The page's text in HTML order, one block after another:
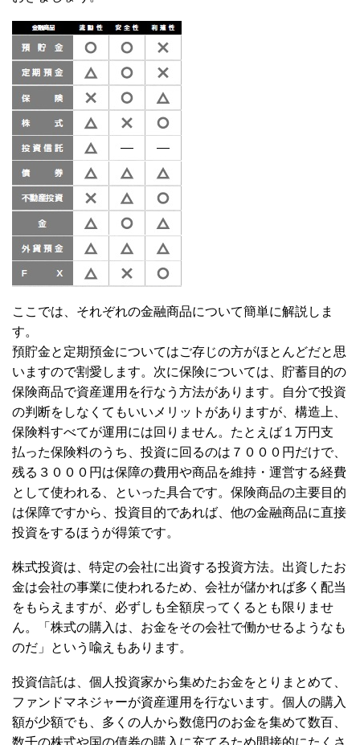
ここでは、それぞれの金融商品について簡単に解説しま
す。
預貯金と定期預金についてはご存じの方がほとんどだと思
いますので割愛します。次に保険については、貯蓄目的の
保険商品で資産運用を行なう方法があります。自分で投資
の判断をしなくてもいいメリットがありますが、構造上、
保険料すべてが運用には回りません。たとえば１万円支
払った保険料のうち、投資に回るのは７０００円だけで、
残る３０００円は保障の費用や商品を維持・運営する経費
として使われる、といった具合です。保険商品の主要目的
は保障ですから、投資目的であれば、他の金融商品に直接
投資をするほうが得策です。
株式投資は、特定の会社に出資する投資方法。出資したお
金は会社の事業に使われるため、会社が儲かれば多く配当
をもらえますが、必ずしも全額戻ってくるとも限りませ
ん。「株式の購入は、お金をその会社で働かせるようなも
のだ」という喩えもあります。
投資信託は、個人投資家から集めたお金をとりまとめて、
ファンドマネジャーが資産運用を行ないます。個人の購入
額が少額でも、多くの人から数億円のお金を集めて数百、